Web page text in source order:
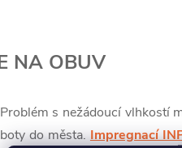
NA OBUV
Problém s nežádoucí vlhkostí
boty do města.Impregnací